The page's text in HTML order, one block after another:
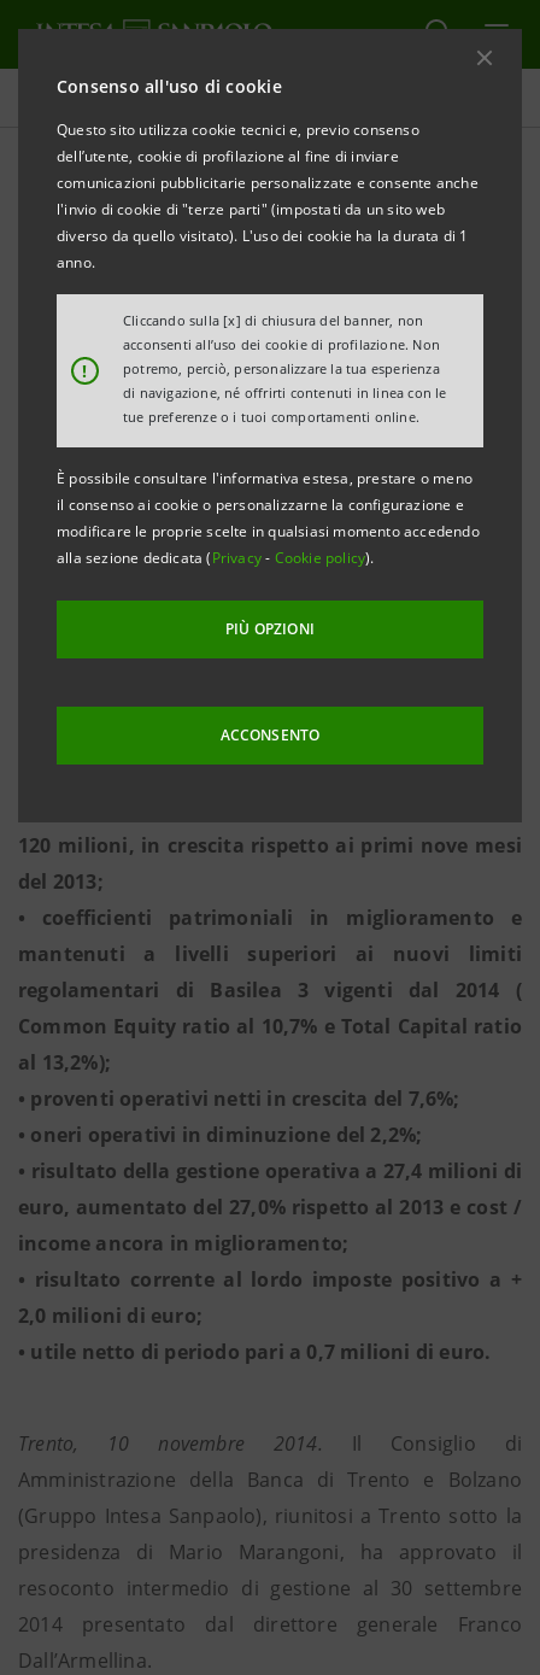
Consenso all'uso di cookie
Questo sito utilizza cookie tecnici e, previo consenso
dell’utente, cookie di profilazione al fine di inviare
comunicazioni pubblicitarie personalizzate e consente anche
l'invio di cookie di "terze parti" (impostati da un sito web
diverso da quello visitato). L'uso dei cookie ha la durata di 1
anno.
!
Cliccando sulla [x] di chiusura del banner, non
acconsenti all’uso dei cookie di profilazione. Non
potremo, perciò, personalizzare la tua esperienza
di navigazione, né offrirti contenuti in linea con le
tue preferenze o i tuoi comportamenti online.
È possibile consultare l'informativa estesa, prestare o meno
il consenso ai cookie o personalizzarne la configurazione e
modificare le proprie scelte in qualsiasi momento accedendo
alla sezione dedicata (Privacy- Cookie policy).
PIÙ OPZIONI
ACCONSENTO
Comunicati stampa
STAMPA AGGIORNA
COMUNICATO STAMPA
TRENTO E BOLZANO
APPROVA IL RESOCONTO INTERMEDIO AL 30
SETTEMBRE 2014
• raccolta indiretta da clientela: 3,2 miliardi di
euro, + 8,1% nei primi nove mesi 2014 (+ 10,5% su
base annua);
27,1% su base annua);
• attività finanziarie della clientela: a 4,3 miliardi
di euro, in aumento del 3,4% nei primi nove mesi
2014 e del 5,4% su base annua;
• 2,1 miliardi di euro di impieghi a clientela e nuove
120 milioni, in crescita rispetto ai primi nove mesi
del 2013;
• coefficienti patrimoniali in miglioramento e
mantenuti a livelli superiori ai nuovi limiti
regolamentari di Basilea 3 vigenti dal 2014 (
Common Equity ratio al 10,7% e Total Capital ratio
al 13,2%);
• proventi operativi netti in crescita del 7,6%;
• oneri operativi in diminuzione del 2,2%;
• risultato della gestione operativa a 27,4 milioni di
euro, aumentato del 27,0% rispetto al 2013 e cost /
income ancora in miglioramento;
• risultato corrente al lordo imposte positivo a +
2,0 milioni di euro;
• utile netto di periodo pari a 0,7 milioni di euro.
Trento, 10 novembre 2014. Il Consiglio di
Amministrazione della Banca di Trento e Bolzano
(Gruppo Intesa Sanpaolo), riunitosi a Trento sotto la
presidenza di Mario Marangoni, ha approvato il
resoconto intermedio di gestione al 30 settembre
2014 presentato dal direttore generale Franco
Dall’Armellina.